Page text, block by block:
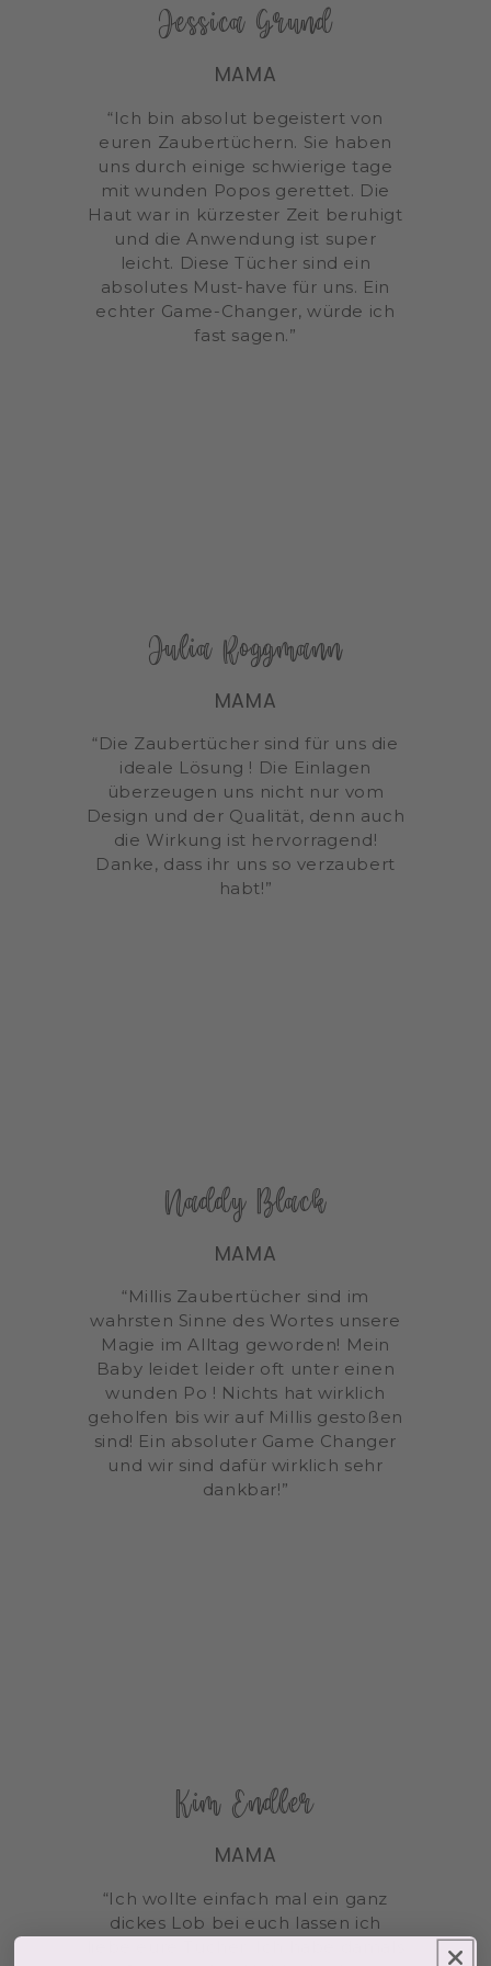
Jessica Grund
MAMA
“Ich bin absolut begeistert von
euren Zaubertüchern. Sie haben
uns durch einige schwierige tage
mit wunden Popos gerettet. Die
Haut war in kürzester Zeit beruhigt
und die Anwendung ist super
leicht. Diese Tücher sind ein
absolutes Must-have für uns. Ein
echter Game-Changer, würde ich
fast sagen.”
Julia Roggmann
MAMA
“Die Zaubertücher sind für uns die
ideale Lösung ! Die Einlagen
überzeugen uns nicht nur vom
Design und der Qualität, denn auch
die Wirkung ist hervorragend!
Danke, dass ihr uns so verzaubert
habt!”
Naddy Black
MAMA
“Millis Zaubertücher sind im
wahrsten Sinne des Wortes unsere
Magie im Alltag geworden! Mein
Baby leidet leider oft unter einen
wunden Po ! Nichts hat wirklich
geholfen bis wir auf Millis gestoßen
sind! Ein absoluter Game Changer
und wir sind dafür wirklich sehr
dankbar!”
Kim Endler
MAMA
“Ich wollte einfach mal ein ganz
dickes Lob bei euch lassen ich